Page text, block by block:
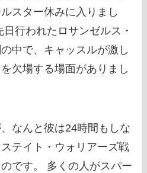
スター休みに入りまし
行われたロサンゼルス・
中で、キャッスルが激し
欠場する場面がありまし
なんと彼は24時間もしな
テイト・ウォリアーズ戦
です。 多くの人がスパー